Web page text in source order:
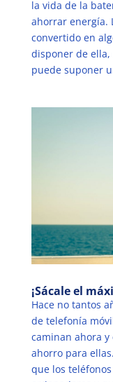
la vida de la
ahorrar energía.
convertido en
disponer de
puede suponer
¡Sácale el
Hace no tantos
de telefonía
caminan ahora
ahorro para
que los